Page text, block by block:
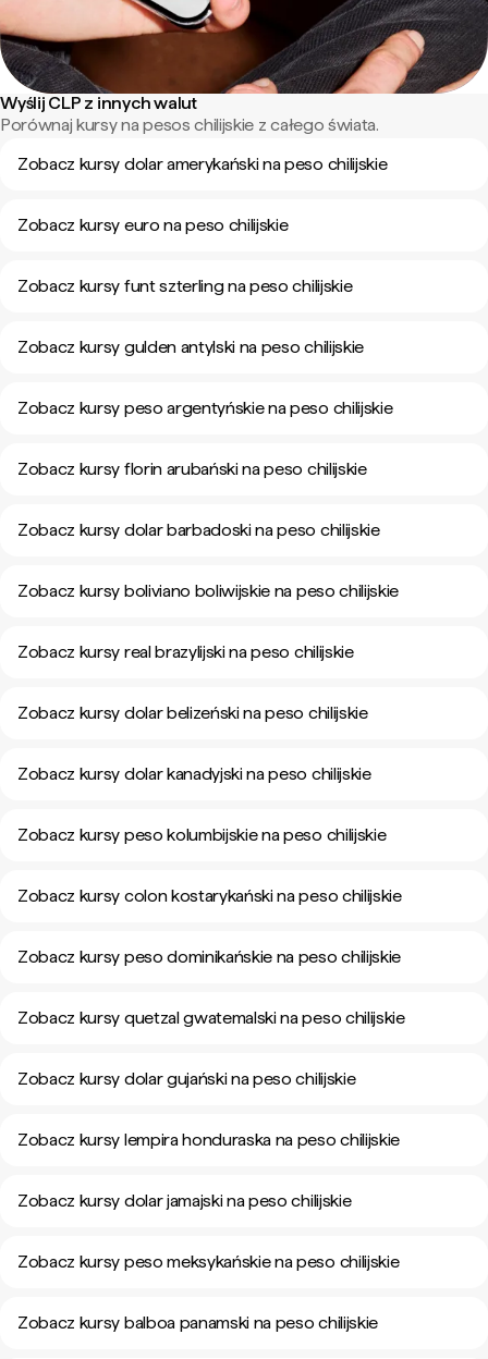
Wyślij CLP z innych walut
Porównaj kursy na pesos chilijskie z całego świata.
Zobacz kursy dolar amerykański na peso chilijskie
Zobacz kursy euro na peso chilijskie
Zobacz kursy funt szterling na peso chilijskie
Zobacz kursy gulden antylski na peso chilijskie
Zobacz kursy peso argentyńskie na peso chilijskie
Zobacz kursy florin arubański na peso chilijskie
Zobacz kursy dolar barbadoski na peso chilijskie
Zobacz kursy boliviano boliwijskie na peso chilijskie
Zobacz kursy real brazylijski na peso chilijskie
Zobacz kursy dolar belizeński na peso chilijskie
Zobacz kursy dolar kanadyjski na peso chilijskie
Zobacz kursy peso kolumbijskie na peso chilijskie
Zobacz kursy colon kostarykański na peso chilijskie
Zobacz kursy peso dominikańskie na peso chilijskie
Zobacz kursy quetzal gwatemalski na peso chilijskie
Zobacz kursy dolar gujański na peso chilijskie
Zobacz kursy lempira honduraska na peso chilijskie
Zobacz kursy dolar jamajski na peso chilijskie
Zobacz kursy peso meksykańskie na peso chilijskie
Zobacz kursy balboa panamski na peso chilijskie